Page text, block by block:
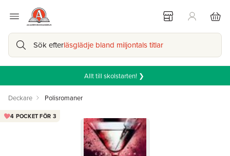
Sök efterläsglädje bland miljontals titlar
Allt till skolstarten! ❯
Deckare Polisromaner
4 POCKET FÖR 3